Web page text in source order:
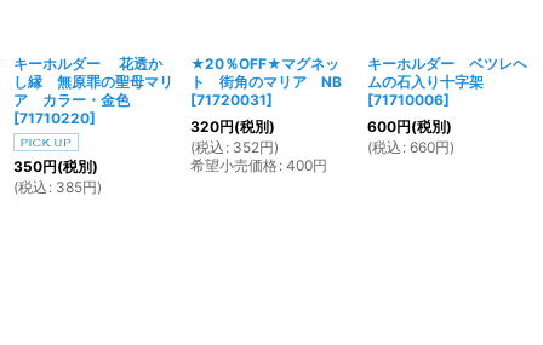
キーホルダー 花透か
し縁 無原罪の聖母マリ
ア カラー・金色
[71710220]
350円(税別)
(税込 : 385円)
★20％OFF★マグネッ
ト 街角のマリア NB
[71720031]
320円(税別)
(税込 : 352円)
希望小売価格: 400円
キーホルダー ベツレヘ
ムの石入り十字架
[71710006]
600円(税別)
(税込 : 660円)